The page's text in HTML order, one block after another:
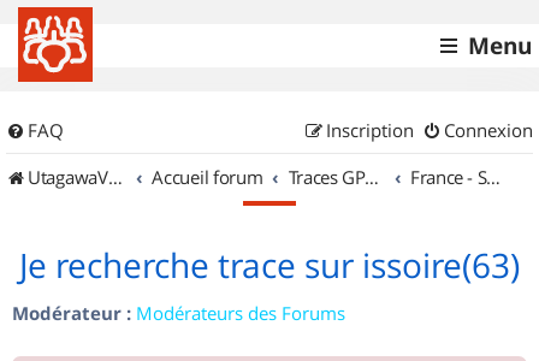
Menu
FAQ Connexion
Inscription
UtagawaVTT (Randos VTT et VTTAE avec traces GPS)
Accueil forum Traces GPS de randos VTT France - Sud Est
Je recherche trace sur issoire(63)
Modérateur : Modérateurs des Forums